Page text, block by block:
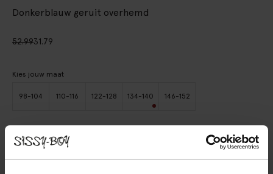
Donkerblauw geruit overhemd
52.9931.79
Kies jouw maat
98-104 110-116 122-128 134-140 146-152